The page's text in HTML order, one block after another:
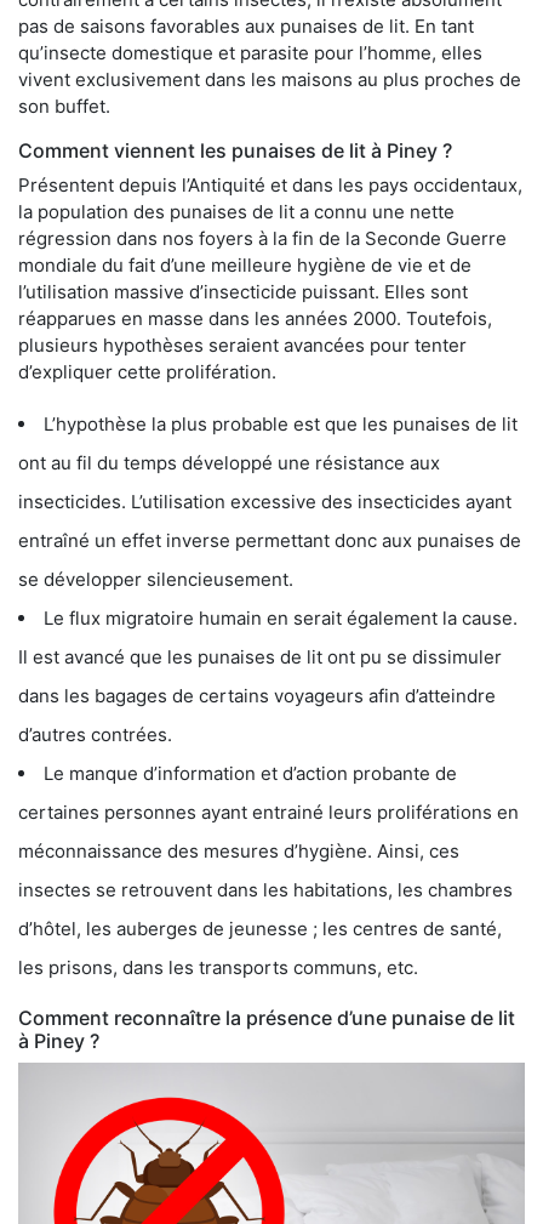
pas de saisons favorables aux punaises de lit. En tant
qu’insecte domestique et parasite pour l’homme, elles
vivent exclusivement dans les maisons au plus proches de
son buffet.
Comment viennent les punaises de lit à Piney ?
Présentent depuis l’Antiquité et dans les pays occidentaux,
la population des punaises de lit a connu une nette
régression dans nos foyers à la fin de la Seconde Guerre
mondiale du fait d’une meilleure hygiène de vie et de
l’utilisation massive d’insecticide puissant. Elles sont
réapparues en masse dans les années 2000. Toutefois,
plusieurs hypothèses seraient avancées pour tenter
d’expliquer cette prolifération.
L’hypothèse la plus probable est que les punaises de lit
ont au fil du temps développé une résistance aux
insecticides. L’utilisation excessive des insecticides ayant
entraîné un effet inverse permettant donc aux punaises de
se développer silencieusement.
Le flux migratoire humain en serait également la cause.
Il est avancé que les punaises de lit ont pu se dissimuler
dans les bagages de certains voyageurs afin d’atteindre
d’autres contrées.
Le manque d’information et d’action probante de
certaines personnes ayant entrainé leurs proliférations en
méconnaissance des mesures d’hygiène. Ainsi, ces
insectes se retrouvent dans les habitations, les chambres
d’hôtel, les auberges de jeunesse ; les centres de santé,
les prisons, dans les transports communs, etc.
Comment reconnaître la présence d’une punaise de lit
à Piney ?